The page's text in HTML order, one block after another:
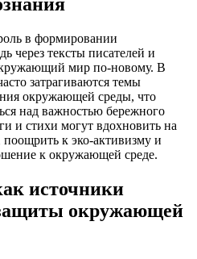
в формировании
через тексты писателей и
мир по-новому. В
затрагиваются темы
окружающей среды, что
над важностью бережного
и стихи могут вдохновить на
к эко-активизму и
к окружающей среде.
источники
окружающей